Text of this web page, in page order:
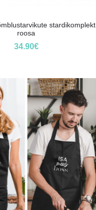
stardikomplekt
roosa
34.90€